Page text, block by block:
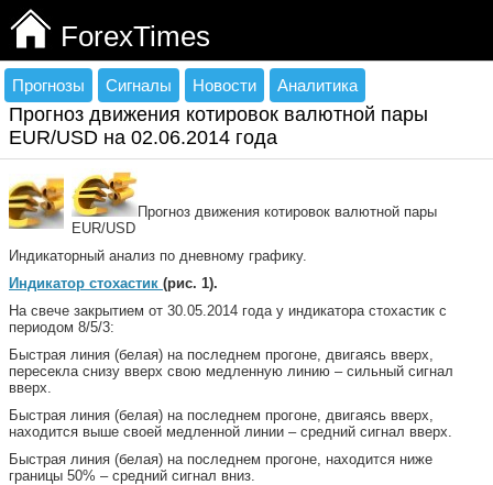
ForexTimes
Прогнозы Сигналы Новости Аналитика
Прогноз движения котировок валютной пары
EUR/USD на 02.06.2014 года
Прогноз движения котировок валютной пары
EUR/USD
Индикаторный анализ по дневному графику.
Индикатор стохастик (рис. 1).
На свече закрытием от 30.05.2014 года у индикатора стохастик с
периодом 8/5/3:
Быстрая линия (белая) на последнем прогоне, двигаясь вверх,
пересекла снизу вверх свою медленную линию – сильный сигнал
вверх.
Быстрая линия (белая) на последнем прогоне, двигаясь вверх,
находится выше своей медленной линии – средний сигнал вверх.
Быстрая линия (белая) на последнем прогоне, находится ниже
границы 50% – средний сигнал вниз.